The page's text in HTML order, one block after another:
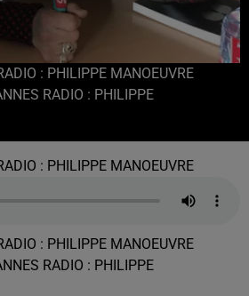
: PHILIPPE MANOEUVRE
RADIO : PHILIPPE
: PHILIPPE MANOEUVRE
: PHILIPPE MANOEUVRE
RADIO : PHILIPPE